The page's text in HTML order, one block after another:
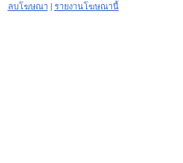
ลบโฆษณา| รายงานโฆษณานี้